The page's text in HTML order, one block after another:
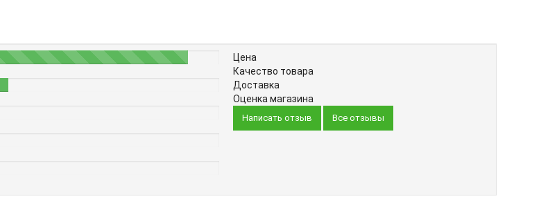
87%
Цена
Качество товара
Доставка
Оценка магазина
Написать отзыв Все отзывы